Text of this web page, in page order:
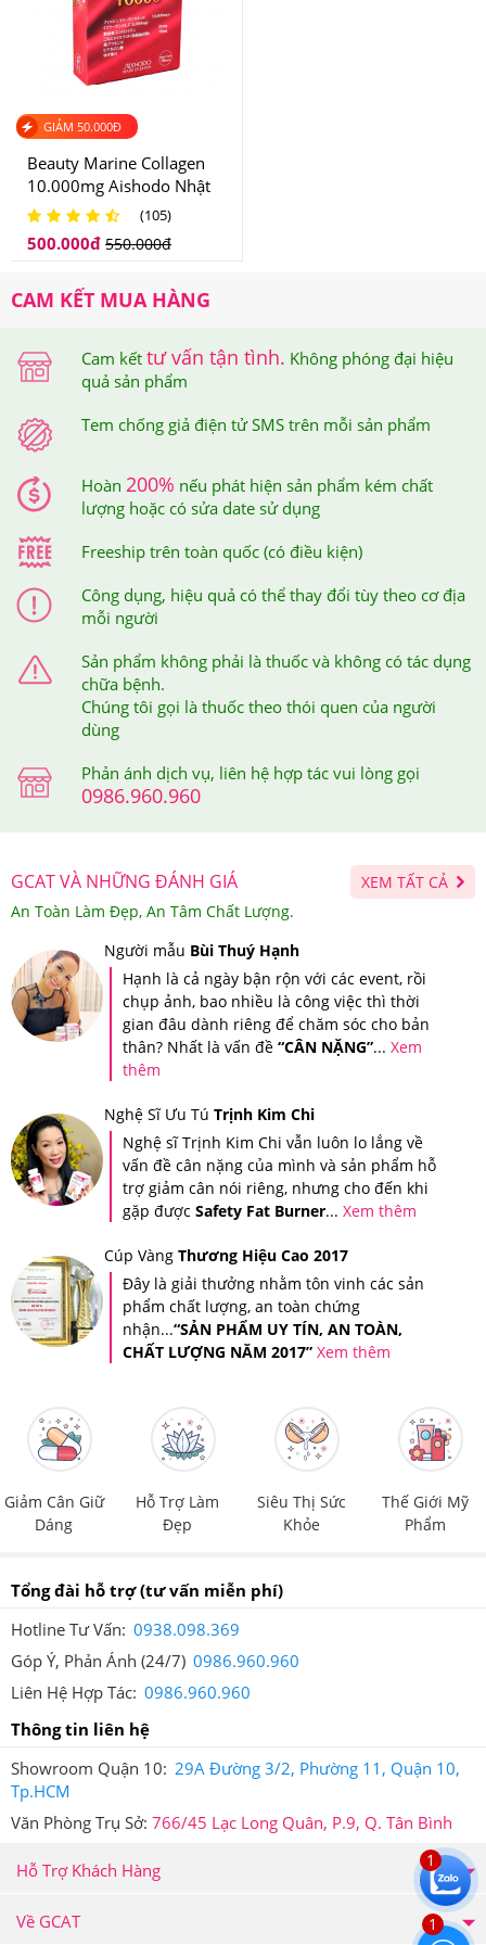
Ai đã sử dụngBột Collagen Lựu Đỏ Bio Cell Hàn
Quốc 30 Gói
muốn da đẹp hơn mỗi ngày
-Những ai muốn cải thiện tình trạng lão hoá da hoặc cơ
thể đang mệt mỏi, thiếu năng lượng.
Bio Cell Hàn Quốc giúp da đẹp lên từng ngày và rất được
lòng nhiều chị em
4.Bột Collagen Lựu Đỏ Bio Cell Hàn Quốc 30 Gói
Nên Dùng Như Thế Nào Để Hiệu Quả?
Cách sử dụng:Mỗi ngày uống 1 gói, nên uống trước khi
đi ngủ 30 phút.
-Pha 1 gói bột collagen với khoảng 200ml nước lọc hoặc
nước ép trái cây.
Bio Cell Hàn Quốc ngăn ngừa nám sạm, giảm nếp nhăn,
khô da, giữ ẩm tốt.
5.Bột Collagen Lựu Đỏ Bio Cell Hàn Quốc 30 Gói
Giá Bao Nhiêu, Nên Mua Ở Đâu Đảm Bảo?
Tại hệ thống Giảm Cân An Toàn, Bột Collagen Lựu Đỏ
Giảm Cân An Toàn là nơi cung cấp các dòng sản phẩm
hỗ trợ chức năng giảm cân, chăm sóc sức khỏe cao
GIẢM 50.000Đ
Beauty Marine Collagen
10.000mg Aishodo Nhật
Bản
(105)
500.000đ 550.000đ
CAM KẾT MUA HÀNG
Cam kết tư vấn tận tình. Không phóng đại hiệu
quả sản phẩm
Tem chống giả điện tử SMS trên mỗi sản phẩm
Hoàn 200% nếu phát hiện sản phẩm kém chất
lượng hoặc có sửa date sử dụng
Freeship trên toàn quốc (có điều kiện)
Công dụng, hiệu quả có thể thay đổi tùy theo cơ địa
mỗi người
Sản phẩm không phải là thuốc và không có tác dụng
chữa bệnh.
Chúng tôi gọi là thuốc theo thói quen của người
dùng
Phản ánh dịch vụ, liên hệ hợp tác vui lòng gọi
0986.960.960
GCAT VÀ NHỮNG ĐÁNH GIÁ
An Toàn Làm Đẹp, An Tâm Chất Lượng.
XEM TẤT CẢ
Người mẫu Bùi Thuý Hạnh
Hạnh là cả ngày bận rộn với các event, rồi
chụp ảnh, bao nhiều là công việc thì thời
gian đâu dành riêng để chăm sóc cho bản
thân? Nhất là vấn đề “CÂN NẶNG”... Xem
thêm
Nghệ Sĩ Ưu Tú Trịnh Kim Chi
Nghệ sĩ Trịnh Kim Chi vẫn luôn lo lắng về
vấn đề cân nặng của mình và sản phẩm hỗ
trợ giảm cân nói riêng, nhưng cho đến khi
gặp được Safety Fat Burner... Xem thêm
Cúp Vàng Thương Hiệu Cao 2017
Đây là giải thưởng nhằm tôn vinh các sản
phẩm chất lượng, an toàn chứng
nhận...“SẢN PHẨM UY TÍN, AN TOÀN,
CHẤT LƯỢNG NĂM 2017” Xem thêm
Giảm Cân Giữ
Dáng
Hỗ Trợ Làm
Đẹp
Siêu Thị Sức
Khỏe
Thế Giới Mỹ
Phẩm
Tổng đài hỗ trợ(tư vấn miễn phí)
Hotline Tư Vấn: 0938.098.369
Góp Ý, Phản Ánh (24/7) 0986.960.960
Liên Hệ Hợp Tác: 0986.960.960
Thông tin liên hệ
Showroom Quận 10: 29A Đường 3/2, Phường 11, Quận 10,
Tp.HCM
Văn Phòng Trụ Sở: 766/45 Lạc Long Quân, P.9, Q. Tân Bình
Hỗ Trợ Khách Hàng
Về GCAT 1
1